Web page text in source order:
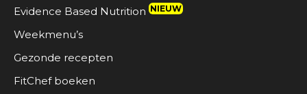
Evidence Based Nutrition NIEUW
Weekmenu’s
Gezonde recepten
FitChef boeken